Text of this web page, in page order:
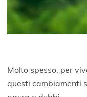
Molto spesso, per
questi cambiamenti